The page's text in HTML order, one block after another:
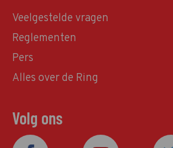
Veelgestelde vragen
Reglementen
Pers
Alles over de Ring
Volg ons